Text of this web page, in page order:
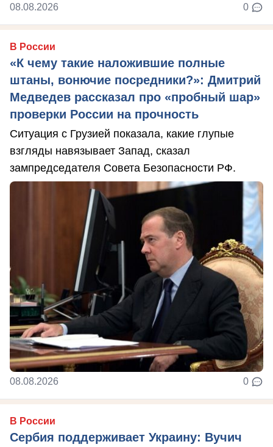
08.08.2026 0
В России
«К чему такие наложившие полные
штаны, вонючие посредники?»: Дмитрий
Медведев рассказал про «пробный шар»
проверки России на прочность
Ситуация с Грузией показала, какие глупые
взгляды навязывает Запад, сказал
зампредседателя Совета Безопасности РФ.
08.08.2026 0
В России
Сербия поддерживает Украину: Вучич